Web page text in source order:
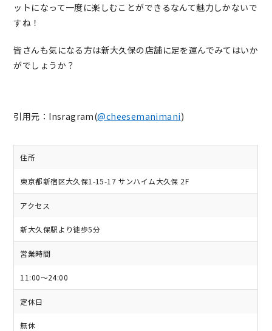
ットになって一度に楽しむことができるなんて魅力しかないで
すね！
皆さんも気になる方は新大久保の店舗に足を運んでみてはいか
がでしょうか？
引用元：Insragram(@cheesemanimani)
住所
東京都新宿区大久保1-15-17 サンハイム大久保 2F
アクセス
新大久保駅より徒歩5分
営業時間
11:00～24:00
定休日
無休